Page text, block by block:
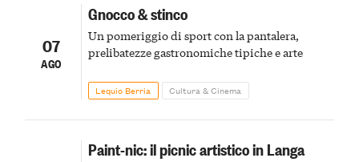
07
AGO
Gnocco & stinco
Un pomeriggio di sport con la pantalera,
prelibatezze gastronomiche tipiche e arte
Lequio Berria Cultura & Cinema
Paint-nic: il picnic artistico in Langa